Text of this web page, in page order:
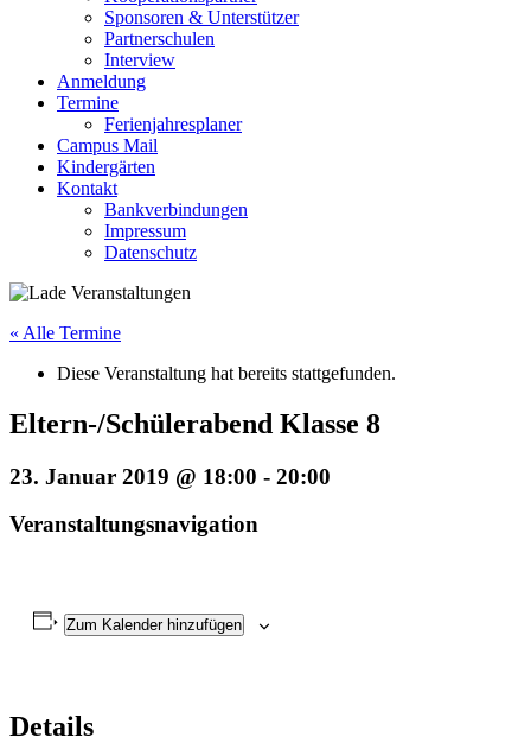
Sponsoren & Unterstützer
Partnerschulen
Interview
Anmeldung
Termine
Ferienjahresplaner
Campus Mail
Kindergärten
Kontakt
Bankverbindungen
Impressum
Datenschutz
« Alle Termine
Diese Veranstaltung hat bereits stattgefunden.
Eltern-/Schülerabend Klasse 8
23. Januar 2019 @ 18:00 - 20:00
Veranstaltungsnavigation
Zum Kalender hinzufügen
Details